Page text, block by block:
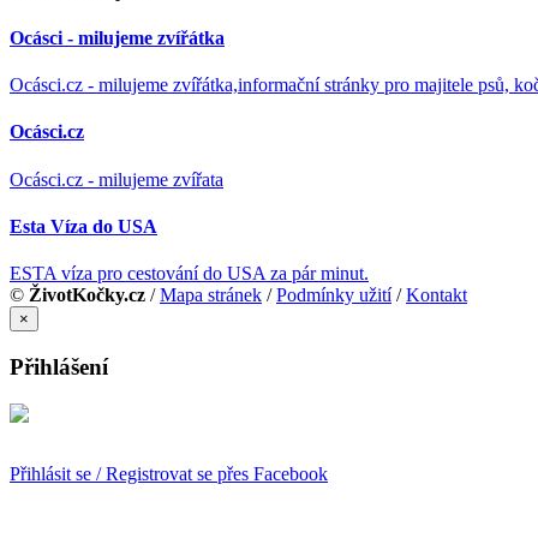
Ocásci - milujeme zvířátka
Ocásci.cz - milujeme zvířátka,informační stránky pro majitele psů,
Ocásci.cz
Ocásci.cz - milujeme zvířata
Esta Víza do USA
ESTA víza pro cestování do USA za pár minut.
© ŽivotKočky.cz /Mapa stránek /Podmínky užití/Kontakt
×
Přihlášení
Přihlásit se / Registrovat se přes Facebook